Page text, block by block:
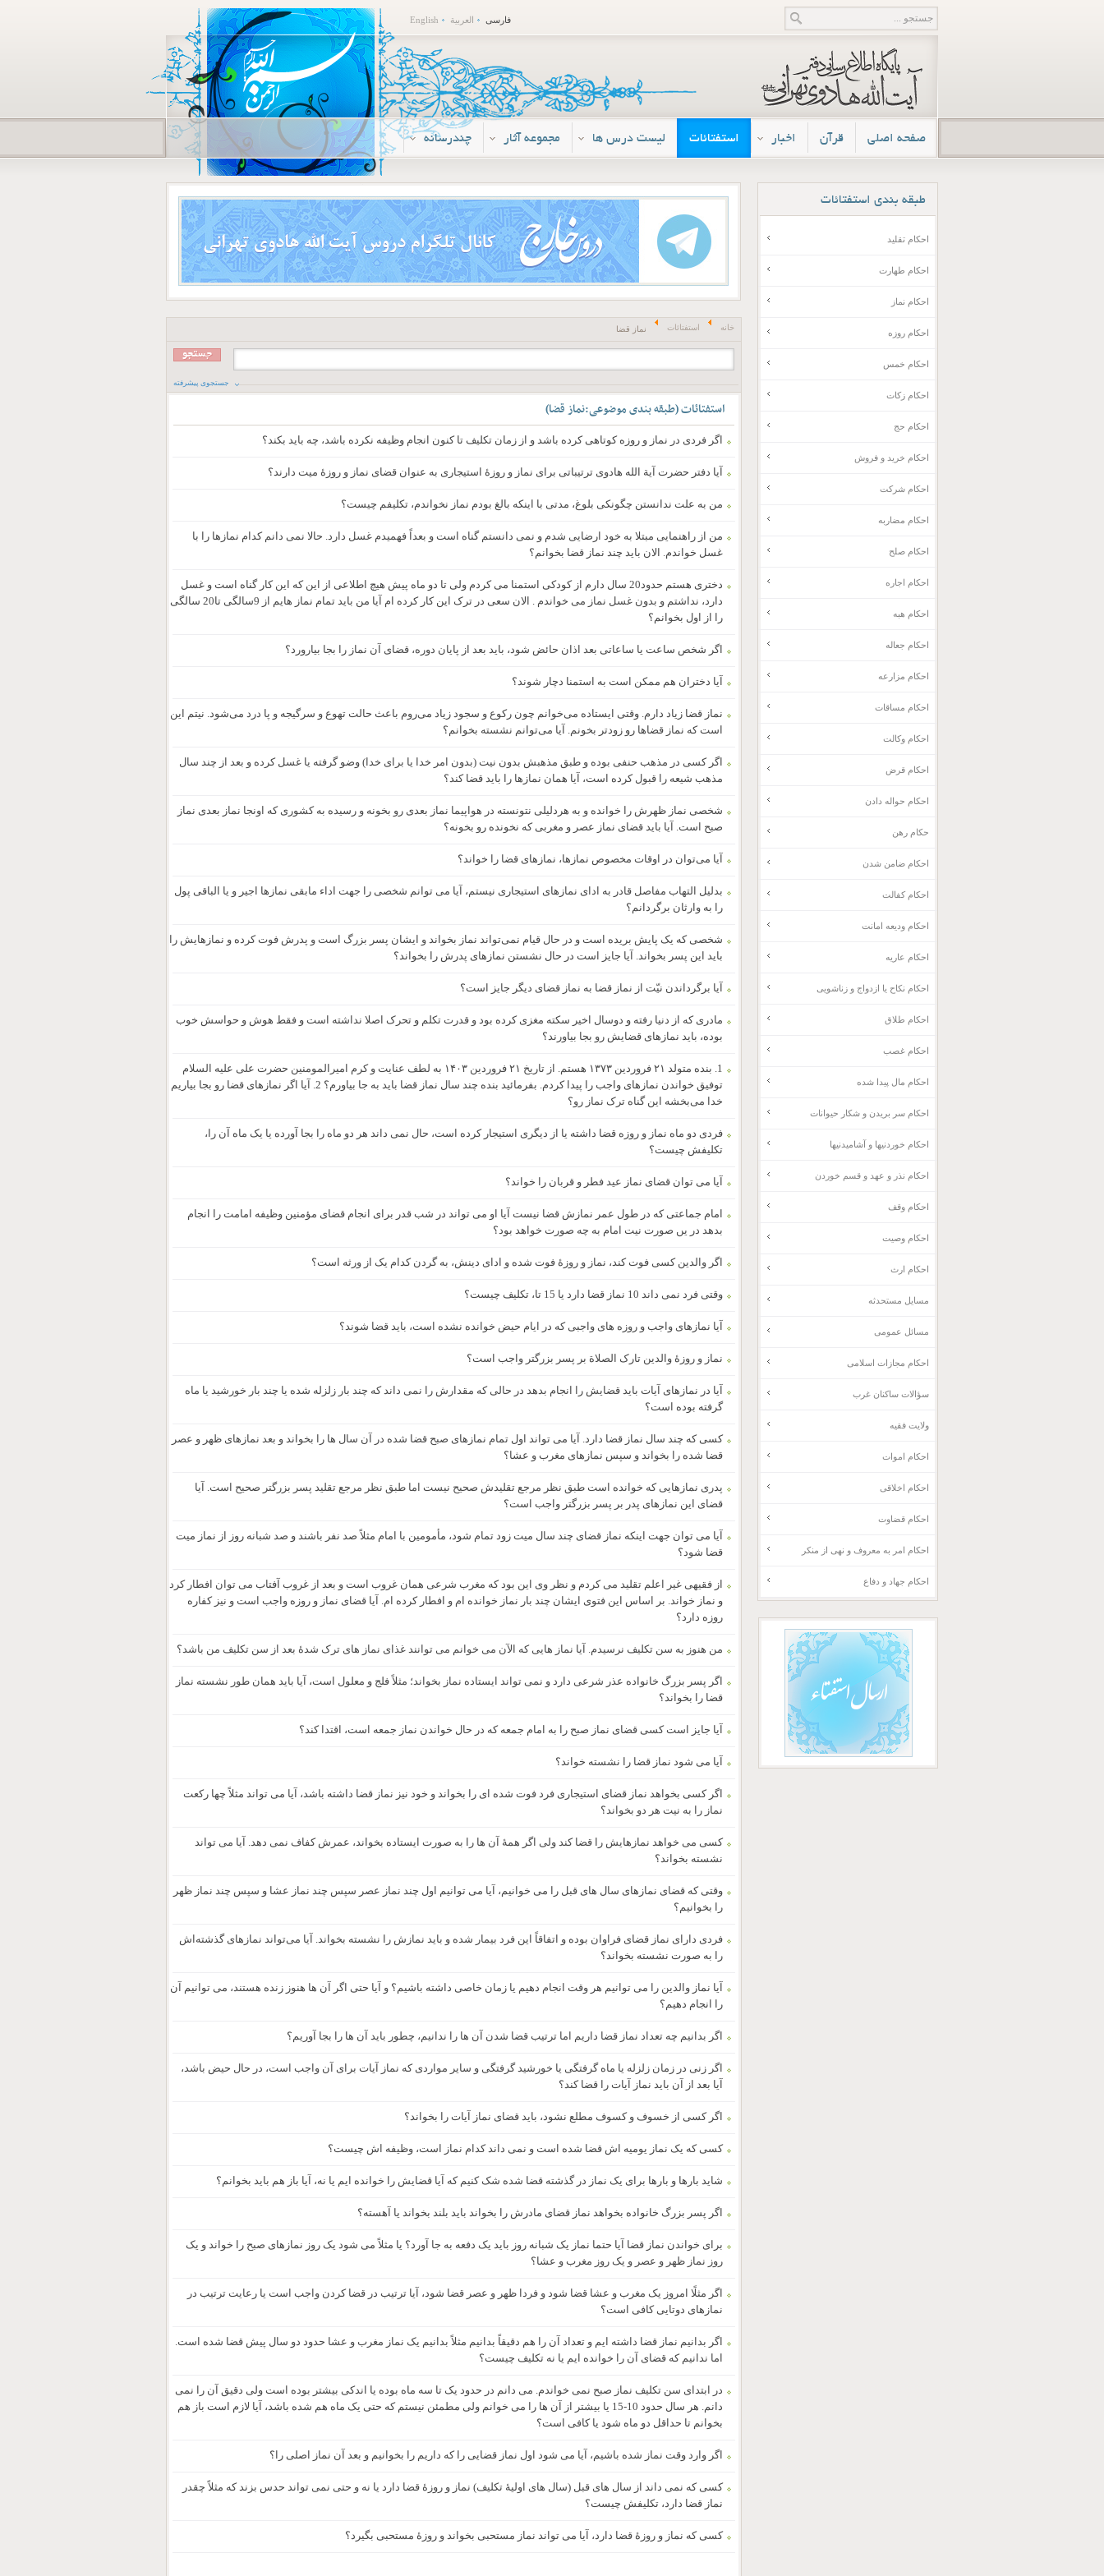
فارسی العربية English
صفحه اصلی قرآن اخبار استفتائات لیست درس ها مجموعه آثار چندرسانه
خانه استفتائات نماز قضا
جستجوی پیشرفته
استفتائات(طبقه بندی موضوعی:نماز قضا)
اگر فردی در نماز و روزه کوتاهی کرده باشد و از زمان تکلیف تا کنون انجام وظیفه نکرده باشد، چه باید بکند؟
آیا دفتر حضرت آیة الله هادوی ترتیباتی برای نماز و روزۀ استیجاری به عنوان قضای نماز و روزۀ میت دارند؟
من به علت ندانستن چگونکی بلوغ، مدتی با اینکه بالغ بودم نماز نخواندم، تکلیفم چیست؟
من از راهنمایی مبتلا به خود ارضایی شدم و نمی دانستم گناه است و بعداً فهمیدم غسل دارد. حالا نمی دانم کدام نمازها را با
غسل خواندم. الان باید چند نماز قضا بخوانم؟
دختری هستم حدود20 سال دارم از کودکی استمنا می کردم ولی تا دو ماه پیش هیچ اطلاعی از این که این کار گناه است و غسل
دارد، نداشتم و بدون غسل نماز می خواندم . الان سعی در ترک این کار کرده ام آیا من باید تمام نماز هایم از 9سالگی تا20 سالگی
را از اول بخوانم؟
اگر شخص ساعت یا ساعاتی بعد اذان حائض شود، باید بعد از پایان دوره، قضای آن نماز را بجا بیارورد؟
آیا دختران هم ممکن است به استمنا دچار شوند؟
نماز قضا زیاد دارم. وقتی ایستاده می‌خوانم چون رکوع و سجود زیاد می‌روم باعث حالت تهوع و سرگیجه و پا درد می‌شود. نیتم این
است که نماز قضاها رو زودتر بخونم. آیا می‌توانم نشسته بخوانم؟
اگر کسی در مذهب حنفی بوده و طبق مذهبش بدون نیت (بدون امر خدا یا برای خدا) وضو گرفته یا غسل کرده و بعد از چند سال
مذهب شیعه را قبول کرده است، آیا همان نمازها را باید قضا کند؟
شخصی نماز ظهرش را خوانده و به هردلیلی نتونسته در هواپیما نماز بعدی رو بخونه و رسیده به کشوری که اونجا نماز بعدی نماز
صبح است. آیا باید قضای نماز عصر و مغربی که نخونده رو بخونه؟
آیا می‌توان در اوقات مخصوص نمازها، نمازهای قضا را خواند؟
بدلیل التهاب مفاصل قادر به ادای نمازهای استیجاری نیستم، آیا می توانم شخصی را جهت اداء مابقی نمازها اجیر و یا الباقی پول
را به وارثان برگردانم؟
شخصی که یک پایش بریده است و در حال قیام نمی‌تواند نماز بخواند و ایشان پسر بزرگ است و پدرش فوت کرده و نمازهایش را
باید این پسر بخواند. آیا جایز است در حال نشستن نمازهای پدرش را بخواند؟
آیا برگرداندن نیّت از نماز قضا به نماز قضای دیگر جایز است؟
مادری که از دنیا رفته و دوسال اخیر سکته مغزی کرده بود و قدرت تکلم و تحرک اصلا نداشته است و فقط هوش و حواسش خوب
بوده، باید نمازهای قضایش رو بجا بیاورند؟
1. بنده متولد ۲۱ فروردین ۱۳۷۳ هستم. از تاریخ ۲۱ فروردین ۱۴۰۳ به لطف عنایت و کرم امیرالمومنین حضرت علی علیه السلام
توفیق خواندن نمازهای واجب را پیدا کردم. بفرمائید بنده چند سال نماز قضا باید به جا بیاورم؟ 2. آیا اگر نمازهای قضا رو بجا بیاریم
خدا می‌بخشه این گناه ترک نماز رو؟
فردی دو ماه نماز و روزه قضا داشته یا از دیگری استیجار کرده است، حال نمی داند هر دو ماه را بجا آورده یا یک ماه آن را،
تکلیفش چیست؟
آیا می توان قضای نماز عید فطر و قربان را خواند؟
امام جماعتی که در طول عمر نمازش قضا نیست آیا او می تواند در شب قدر برای انجام قضای مؤمنین وظیفه امامت را انجام
بدھد در یں صورت نیت امام به چه صورت خواهد بود؟
اگر والدین کسی فوت کند، نماز و روزۀ فوت شده و ادای دینش، به گردن کدام یک از ورثه است؟
وقتی فرد نمی داند 10 نماز قضا دارد یا 15 تا، تکلیف چیست؟
آیا نمازهای واجب و روزه های واجبی که در ایام حیض خوانده نشده است، باید قضا شوند؟
نماز و روزۀ والدین تارک الصلاة بر پسر بزرگتر واجب است؟
آیا در نمازهای آیات باید قضایش را انجام بدهد در حالی که مقدارش را نمی داند که چند بار زلزله شده یا چند بار خورشید یا ماه
گرفته بوده است؟
کسی که چند سال نماز قضا دارد. آیا می تواند اول تمام نمازهای صبح قضا شده در آن سال ها را بخواند و بعد نمازهای ظهر و عصر
قضا شده را بخواند و سپس نمازهای مغرب و عشا؟
پدری نمازهایی که خوانده است طبق نظر مرجع تقلیدش صحیح نیست اما طبق نظر مرجع تقلید پسر بزرگتر صحیح است. آیا
قضای این نمازهای پدر بر پسر بزرگتر واجب است؟
آیا می توان جهت اینکه نماز قضای چند سال میت زود تمام شود، مأمومین با امام مثلاً صد نفر باشند و صد شبانه روز از نماز میت
قضا شود؟
از فقیهی غیر اعلم تقلید می کردم و نظر وی این بود که مغرب شرعی همان غروب است و بعد از غروب آفتاب می توان افطار کرد
و نماز خواند. بر اساس این فتوی ایشان چند بار نماز خوانده ام و افطار کرده ام. آیا قضای نماز و روزه واجب است و نیز کفاره
روزه دارد؟
من هنوز به سن تکلیف نرسیدم. آیا نماز هایی که الآن می خوانم می توانند غذای نماز های ترک شدۀ بعد از سن تکلیف من باشد؟
اگر پسر بزرگ خانواده عذر شرعی دارد و نمی تواند ایستاده نماز بخواند؛ مثلاً فلج و معلول است، آیا باید همان طور نشسته نماز
قضا را بخواند؟
آیا جایز است کسی قضای نماز صبح را به امام جمعه که در حال خواندن نماز جمعه است، اقتدا کند؟
آیا می شود نماز قضا را نشسته خواند؟
اگر کسی بخواهد نماز قضای استیجاری فرد فوت شده ای را بخواند و خود نیز نماز قضا داشته باشد، آیا می تواند مثلاً چها رکعت
نماز را به نیت هر دو بخواند؟
کسی می خواهد نمازهایش را قضا کند ولی اگر همۀ آن ها را به صورت ایستاده بخواند، عمرش کفاف نمی دهد. آیا می تواند
نشسته بخواند؟
وقتی که قضای نمازهای سال های قبل را می خوانیم، آیا می توانیم اول چند نماز عصر سپس چند نماز عشا و سپس چند نماز ظهر
را بخوانیم؟
فردی دارای نماز قضای فراوان بوده و اتفاقاً این فرد بیمار شده و باید نمازش را نشسته بخواند. آیا می‌تواند نمازهای گذشته‌اش
را به صورت نشسته بخواند؟
آیا نماز والدین را می توانیم هر وقت انجام دهیم یا زمان خاصی داشته باشیم؟ و آیا حتی اگر آن ها هنوز زنده هستند، می توانیم آن
را انجام دهیم؟
اگر بدانیم چه تعداد نماز قضا داریم اما ترتیب قضا شدن آن ها را ندانیم، چطور باید آن ها را بجا آوریم؟
اگر زنی در زمان زلزله یا ماه گرفتگی یا خورشید گرفتگی و سایر مواردی که نماز آیات برای آن واجب است، در حال حیض باشد،
آیا بعد از آن باید نماز آیات را قضا کند؟
اگر کسی از خسوف و کسوف مطلع نشود، باید قضای نماز آیات را بخواند؟
کسی که یک نماز یومیه اش قضا شده است و نمی داند کدام نماز است، وظیفه اش چیست؟
شاید بارها و بارها برای یک نماز در گذشته قضا شده شک کنیم که آیا قضایش را خوانده ایم یا نه، آیا باز هم باید بخوانم؟
اگر پسر بزرگ خانواده بخواهد نماز قضای مادرش را بخواند باید بلند بخواند یا آهسته؟
برای خواندن نماز قضا آیا حتما نماز یک شبانه روز باید یک دفعه به جا آورد؟ یا مثلاً می شود یک روز نمازهای صبح را خواند و یک
روز نماز ظهر و عصر و یک روز مغرب و عشا؟
اگر مثلًا امروز یک مغرب و عشا قضا شود و فردا ظهر و عصر قضا شود، آیا ترتیب در قضا کردن واجب است یا رعایت ترتیب در
نمازهای دوتایی کافی است؟
اگر بدانیم نماز قضا داشته ایم و تعداد آن را هم دقیقاً بدانیم مثلاً بدانیم یک نماز مغرب و عشا حدود دو سال پیش قضا شده است.
اما ندانیم که قضای آن را خوانده ایم یا نه تکلیف چیست؟
در ابتدای سن تکلیف نماز صبح نمی خواندم. می دانم در حدود یک تا سه ماه بوده یا اندکی بیشتر بوده است ولی دقیق آن را نمی
دانم. هر سال حدود 10-15 یا بیشتر از آن ها را می خوانم ولی مطمئن نیستم که حتی یک ماه هم شده باشد، آیا لازم است باز هم
بخوانم تا حداقل دو ماه شود یا کافی است؟
اگر وارد وقت نماز شده باشیم، آیا می شود اول نماز قضایی را که داریم را بخوانیم و بعد آن نماز اصلی را؟
کسی که نمی داند از سال های قبل (سال های اولیۀ تکلیف) نماز و روزۀ قضا دارد یا نه و حتی نمی تواند حدس بزند که مثلاً چقدر
نماز قضا دارد، تکلیفش چیست؟
کسی که نماز و روزۀ قضا دارد، آیا می تواند نماز مستحبی بخواند و روزۀ مستحبی بگیرد؟
طبقه بندی استفتائات
احکام تقلید
احکام طهارت
احکام نماز
احکام روزه
احکام خمس
احکام زکات
احکام حج
احکام خرید و فروش
احکام شرکت
احکام مضاربه
احکام صلح
احکام اجاره
احکام هبه
احکام جعاله
احکام مزارعه
احکام مساقات
احکام وکالت
احکام قرض
احکام حواله دادن
حکام رهن
احکام ضامن شدن
احکام کفالت
احکام ودیعه امانت
احکام عاریه
احکام نکاح یا ازدواج و زناشویی
احکام طلاق
احکام غصب
احکام مال پیدا شده
احکام سر بریدن و شکار حیوانات
احکام خوردنیها و آشامیدنیها
احکام نذر و عهد و قسم خوردن
احکام وقف
احکام وصیت
احکام ارث
مسایل مستحدثه
مسائل عمومی
احکام مجازات اسلامی
سؤالات ساکنان غرب
ولایت فقیه
احکام اموات
احکام اخلاقی
احکام قضاوت
احکام امر به معروف و نهی از منکر
احکام جهاد و دفاع